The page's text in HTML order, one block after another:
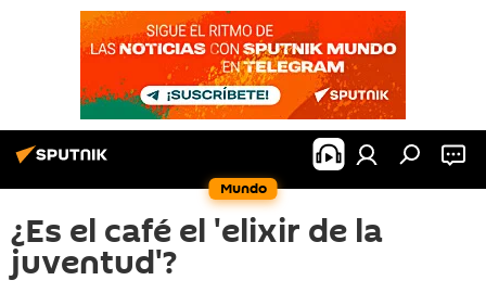
Mundo
¿Es el café el 'elixir de la
juventud'?